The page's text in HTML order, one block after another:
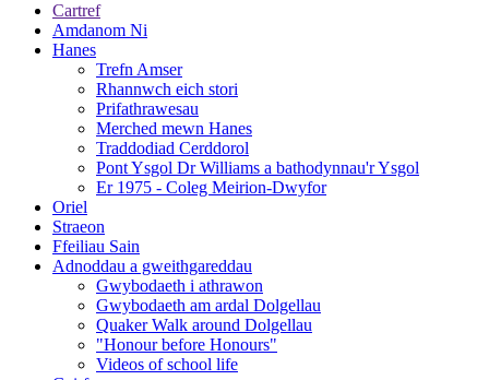
Cartref
Amdanom Ni
Hanes
Trefn Amser
Rhannwch eich stori
Prifathrawesau
Merched mewn Hanes
Traddodiad Cerddorol
Pont Ysgol Dr Williams a bathodynnau'r Ysgol
Er 1975 - Coleg Meirion-Dwyfor
Oriel
Straeon
Ffeiliau Sain
Adnoddau a gweithgareddau
Gwybodaeth i athrawon
Gwybodaeth am ardal Dolgellau
Quaker Walk around Dolgellau
"Honour before Honours"
Videos of school life